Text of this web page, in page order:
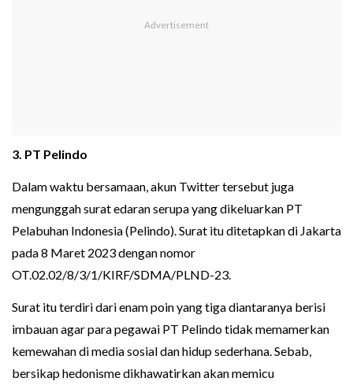
3. PT Pelindo
Dalam waktu bersamaan, akun Twitter tersebut juga
mengunggah surat edaran serupa yang dikeluarkan PT
Pelabuhan Indonesia (Pelindo). Surat itu ditetapkan di Jakarta
pada 8 Maret 2023 dengan nomor
OT.02.02/8/3/1/KIRF/SDMA/PLND-23.
Surat itu terdiri dari enam poin yang tiga diantaranya berisi
imbauan agar para pegawai PT Pelindo tidak memamerkan
kemewahan di media sosial dan hidup sederhana. Sebab,
bersikap hedonisme dikhawatirkan akan memicu